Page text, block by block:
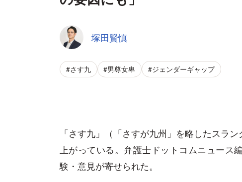
塚田賢慎
#さす九 #男尊女卑 #ジェンダーギャップ
「さす九」（「さすが九州」を略したスラ
上がっている。弁護士ドットコムニュー
験・意見が寄せられた。